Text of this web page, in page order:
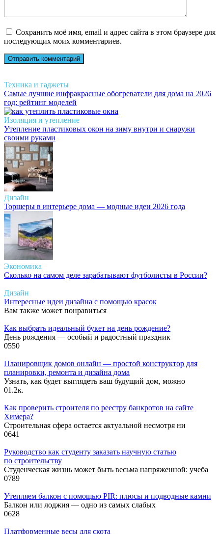
Сохранить моё имя, email и адрес сайта в этом браузере для
последующих моих комментариев.
Техника и гаджеты
Самые лучшие инфракрасные обогреватели для дома на 2026
год: рейтинг моделей
Изоляция и утепление
Утепление пластиковых окон на зиму внутри и снаружи
своими руками
Дизайн
Торшеры в интерьере дома — модные идеи 2026 года
Экономика
Сколько на самом деле зарабатывают футболисты в России?
Дизайн
Интересные идеи дизайна с помощью красок
Вам также может понравиться
Как выбрать идеальный букет на день рождение?
День рождения — особый и радостный праздник
0550
Планировщик домов онлайн — простой конструктор для
планировки, ремонта и дизайна дома
Узнать, как будет выглядеть ваш будущий дом, можно
01.2к.
Как проверить строителя по реестру банкротов на сайте
Химера?
Строительная сфера остается актуальной несмотря ни
0641
Руководство как студенту заказать научную статью
по строительству
Студенческая жизнь может быть весьма напряженной: учеба
0789
Утепляем балкон с помощью PIR: плюсы и подводные камни
Балкон или лоджия — одно из самых слабых
0628
Платформенные весы для скота